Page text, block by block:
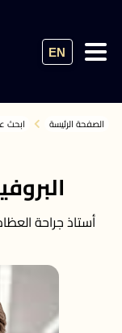
EN
الصفحة الرئيسة ابحث
أستاذ جراحة